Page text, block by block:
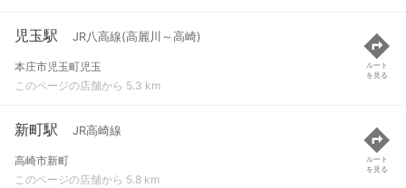
児玉駅 JR八高線(高麗川～高崎)
本庄市児玉町児玉
このページの店舗から 5.3 km
ルート
を見る
新町駅 JR高崎線
高崎市新町
このページの店舗から 5.8 km
ルート
を見る